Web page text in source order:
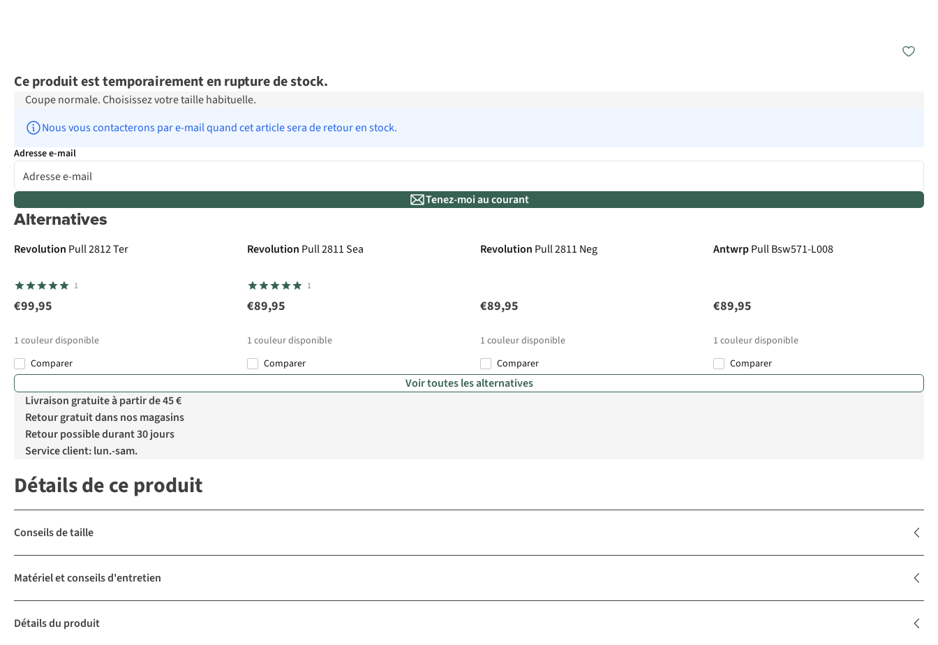
Ce produit est temporairement en rupture de stock.
Coupe normale. Choisissez votre taille habituelle.
Nous vous contacterons par e-mail quand cet article sera de retour en stock.
Adresse e-mail
Tenez-moi au courant
Alternatives
Revolution Pull 2812 Ter
1
€99,95
1 couleur disponible
Comparer
Revolution Pull 2811 Sea
1
€89,95
1 couleur disponible
Comparer
Revolution Pull 2811 Neg
€89,95
1 couleur disponible
Comparer
AntwrpPull Bsw571-L008
€89,95
1 couleur disponible
Comparer
Voir toutes les alternatives
Livraison gratuite à partir de 45 €
Retour gratuit dans nos magasins
Retour possible durant 30 jours
Service client: lun.-sam.
Détails de ce produit
Conseils de taille
Matériel et conseils d'entretien
Détails du produit